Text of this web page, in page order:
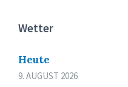
Wetter
Heute
9. AUGUST 2026